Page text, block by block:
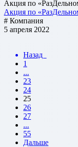
Акция по
Акция по
# Компания
5 апреля 2022
Назад
1
...
23
24
25
26
27
...
55
Дальше